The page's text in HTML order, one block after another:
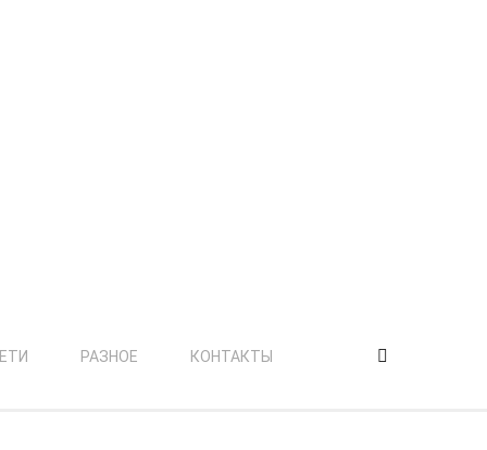
РАЗНОЕ КОНТАКТЫ